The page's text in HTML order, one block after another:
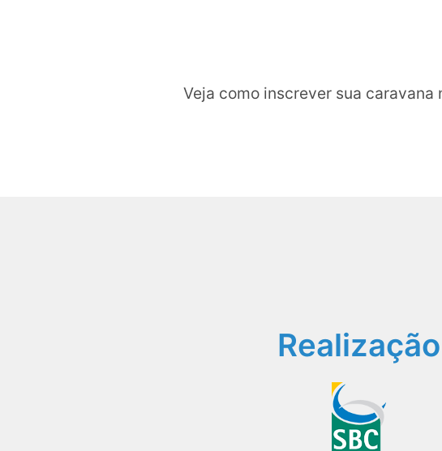
Veja como inscrever sua caravana
Realização